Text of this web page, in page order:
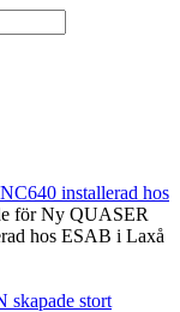
installerad hos
för Ny QUASER
hos ESAB i Laxå
stort